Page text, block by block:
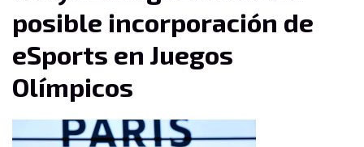
posible incorporación de
eSports en Juegos
Olímpicos